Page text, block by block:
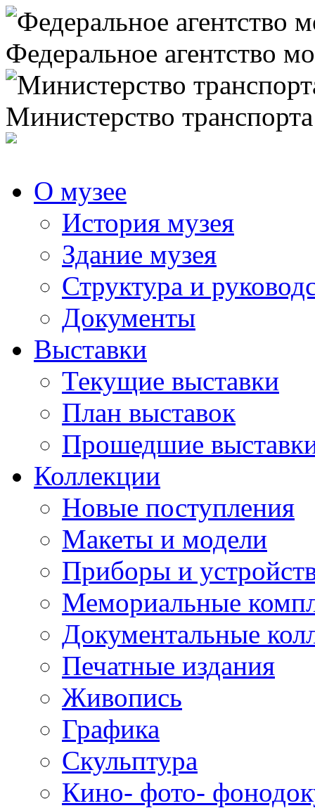
Федеральное агентство
Министерство
О музее
История музея
Здание музея
Структура и
Документы
Выставки
Текущие выставки
План выставок
Прошедшие
Коллекции
Новые поступления
Макеты и модели
Приборы и
Мемориальные
Документальные
Печатные издания
Живопись
Графика
Скульптура
Кино- фото-